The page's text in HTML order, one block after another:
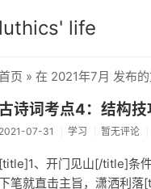
luthics' life
页 » 在 2021年7月 发布
诗词考点4：结构技
2021-07-31 学习 暂无评论
[title]1、开门见山[/title]条
笔就直击主旨，潇洒利